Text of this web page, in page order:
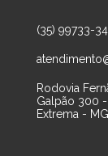
(35) 99733-
Rodovia
Galpão 300
Extrema -